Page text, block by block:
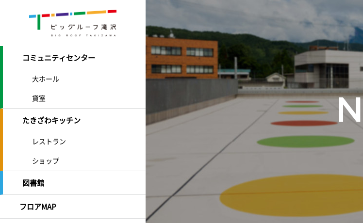
コミュニティセンター
大ホール
貸室
たきざわキッチン
レストラン
ショップ
図書館
フロアMAP